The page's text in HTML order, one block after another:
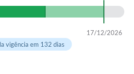
17/12/2026
vigência em 132 dias